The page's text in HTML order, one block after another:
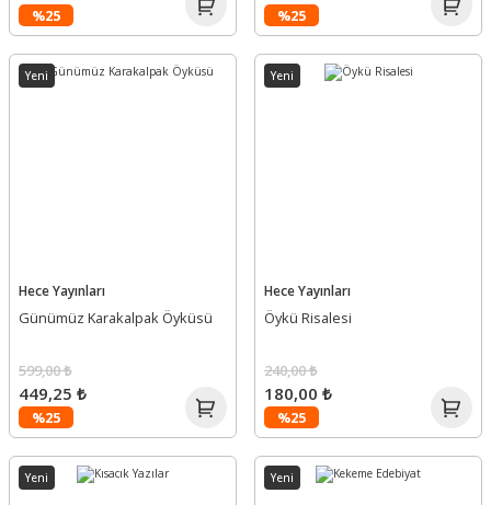
%25 %25
Yeni
Hece Yayınları
Günümüz Karakalpak Öyküsü
%25
599,00 ₺
449,25 ₺
Yeni
Hece Yayınları
Öykü Risalesi
%25
240,00 ₺
180,00 ₺
Yeni Yeni